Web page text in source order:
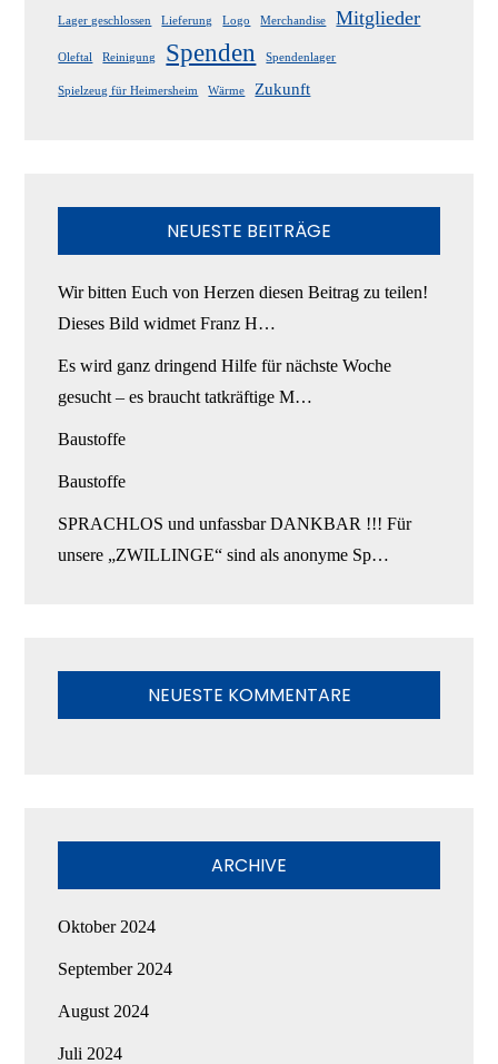
Lager geschlossen Lieferung Logo Merchandise Mitglieder
Oleftal Reinigung Spenden Spendenlager
Spielzeug für Heimersheim Wärme Zukunft
NEUESTE BEITRÄGE
Wir bitten Euch von Herzen diesen Beitrag zu teilen!
Dieses Bild widmet Franz H…
Es wird ganz dringend Hilfe für nächste Woche
gesucht – es braucht tatkräftige M…
Baustoffe
Baustoffe
SPRACHLOS und unfassbar DANKBAR !!! Für
unsere „ZWILLINGE“ sind als anonyme Sp…
NEUESTE KOMMENTARE
ARCHIVE
Oktober 2024
September 2024
August 2024
Juli 2024